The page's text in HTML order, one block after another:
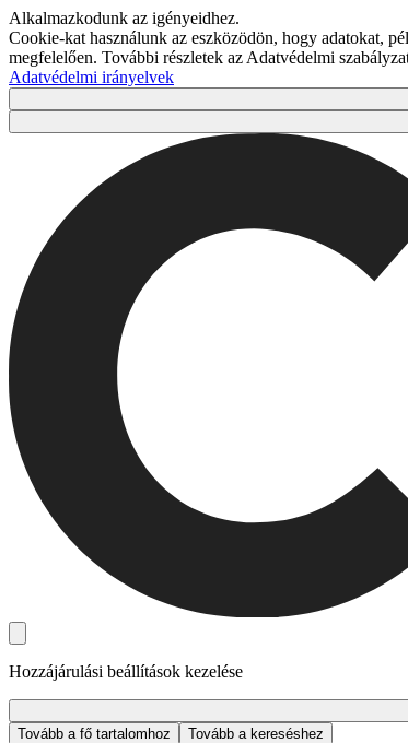
Alkalmazkodunk az igényeidhez.
Cookie-kat használunk az eszközödön, hogy adatokat,
megfelelően. További részletek az Adatvédelmi
Adatvédelmi irányelvek
Hozzájárulási beállítások kezelése
Tovább a fő tartalomhoz
Tovább a kereséshez